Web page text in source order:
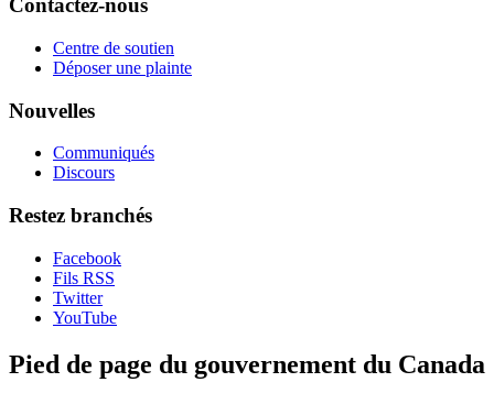
Contactez-nous
Centre de soutien
Déposer une plainte
Nouvelles
Communiqués
Discours
Restez branchés
Facebook
Fils RSS
Twitter
YouTube
Pied de page du gouvernement du Canada